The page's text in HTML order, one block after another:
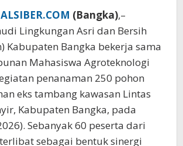
(Bangka),–
Lingkungan Asri dan Bersih
Kabupaten Bangka bekerja sama
Mahasiswa Agroteknologi
penanaman 250 pohon
eks tambang kawasan Lintas
Kabupaten Bangka, pada
Sebanyak 60 peserta dari
sebagai bentuk sinergi